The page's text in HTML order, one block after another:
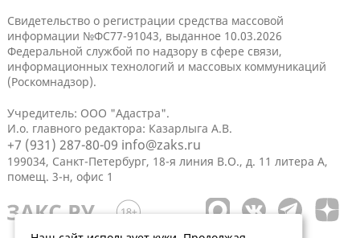
Свидетельство о регистрации средства массовой
информации №ФС77-91043, выданное 10.03.2026
Федеральной службой по надзору в сфере связи,
информационных технологий и массовых коммуникаций
(Роскомнадзор).
Учредитель: ООО "Адастра".
И.о. главного редактора: Казарлыга А.В.
+7 (931) 287-80-09 info@zaks.ru
199034, Санкт-Петербург, 18-я линия В.О., д. 11 литера А,
помещ. 3-н, офис 1